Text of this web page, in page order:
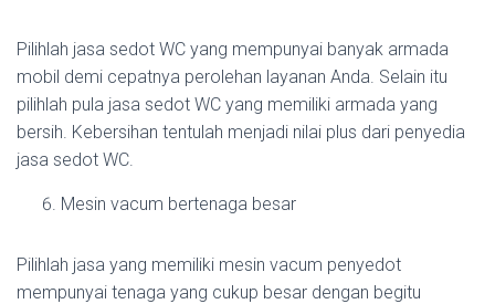
Pilihlah jasa sedot WC yang mempunyai banyak armada
mobil demi cepatnya perolehan layanan Anda. Selain itu
pilihlah pula jasa sedot WC yang memiliki armada yang
bersih. Kebersihan tentulah menjadi nilai plus dari penyedia
jasa sedot WC.
Mesin vacum bertenaga besar
Pilihlah jasa yang memiliki mesin vacum penyedot
mempunyai tenaga yang cukup besar dengan begitu